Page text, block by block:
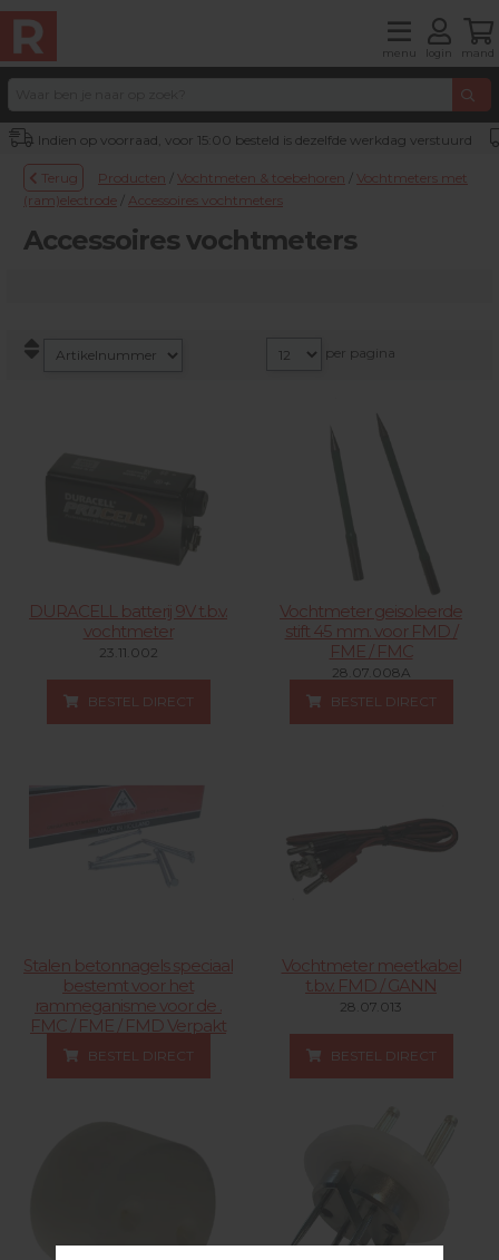
menu login mand
Indien op voorraad, voor 15:00 besteld is dezelfde werkdag verstuurd
Terug Producten / Vochtmeten & toebehoren / Vochtmeters met
(ram)electrode / Accessoires vochtmeters
Accessoires vochtmeters
per pagina
DURACELL batterij 9V t.b.v.
vochtmeter
23.11.002
BESTEL DIRECT
Vochtmeter geisoleerde
stift 45 mm. voor FMD /
FME / FMC
28.07.008A
BESTEL DIRECT
Stalen betonnagels speciaal
bestemt voor het
rammeganisme voor de .
FMC / FME / FMD Verpakt
BESTEL DIRECT
Vochtmeter meetkabel
t.b.v. FMD / GANN
28.07.013
BESTEL DIRECT